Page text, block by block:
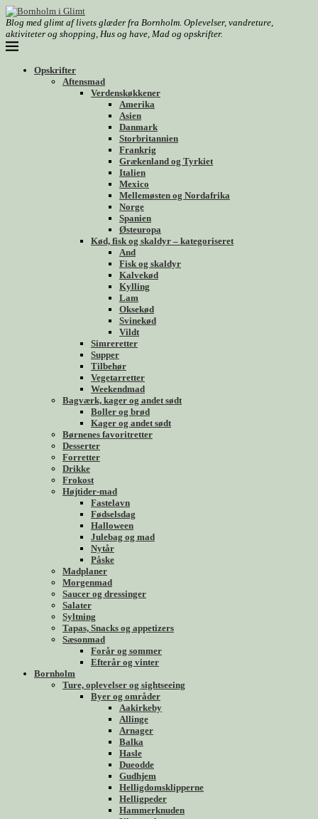
Blog med glimt af livets glæder fra Bornholm. Oplevelser, vandreture,
aktiviteter og shopping, Hus og have, Mad og opskrifter.
Opskrifter
Aftensmad
Verdenskøkkener
Amerika
Asien
Danmark
Storbritannien
Frankrig
Grækenland og Tyrkiet
Italien
Mexico
Mellemøsten og Nordafrika
Norge
Spanien
Østeuropa
Kød, fisk og skaldyr – kategoriseret
And
Fisk og skaldyr
Kalvekød
Kylling
Lam
Oksekød
Svinekød
Vildt
Simreretter
Supper
Tilbehør
Vegetarretter
Weekendmad
Bagværk, kager og andet sødt
Boller og brød
Kager og andet sødt
Børnenes favoritretter
Desserter
Forretter
Drikke
Frokost
Højtider-mad
Fastelavn
Fødselsdag
Halloween
Julebag og mad
Nytår
Påske
Madplaner
Morgenmad
Saucer og dressinger
Salater
Syltning
Tapas, Snacks og appetizers
Sæsonmad
Forår og sommer
Efterår og vinter
Bornholm
Ture, oplevelser og sightseeing
Byer og områder
Aakirkeby
Allinge
Arnager
Balka
Hasle
Dueodde
Gudhjem
Helligdomsklipperne
Helligpeder
Hammerknuden